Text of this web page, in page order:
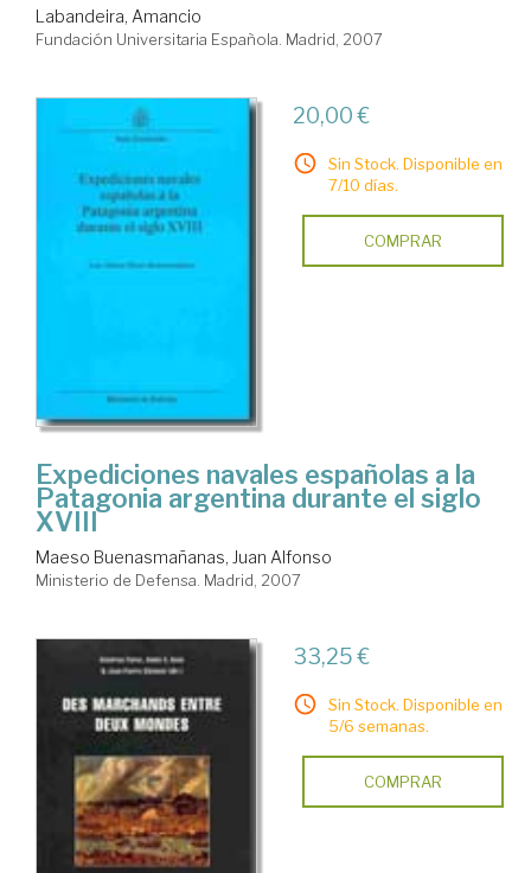
Labandeira, Amancio
Fundación Universitaria Española. Madrid, 2007
20,00 €
Sin Stock. Disponible en
7/10 días.
COMPRAR
Expediciones navales españolas a la
Patagonia argentina durante el siglo
XVIII
Maeso Buenasmañanas, Juan Alfonso
Ministerio de Defensa. Madrid, 2007
33,25 €
Sin Stock. Disponible en
5/6 semanas.
COMPRAR